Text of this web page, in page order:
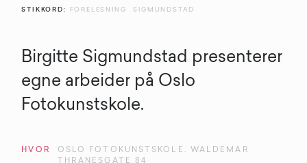
STIKKORD: FORELESNING SIGMUNDSTAD
Birgitte Sigmundstad presenterer
egne arbeider på Oslo
Fotokunstskole.
HVOR
OSLO FOTOKUNSTSKOLE. WALDEMAR
THRANESGATE 84